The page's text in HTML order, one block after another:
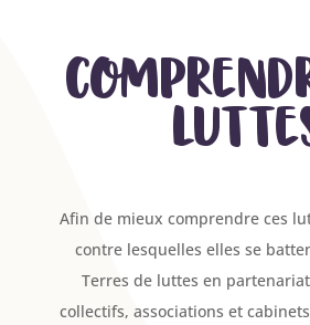
Afin de mieux comprendre ces
contre lesquelles elles se
Terres de luttes en partenariat
collectifs, associations et